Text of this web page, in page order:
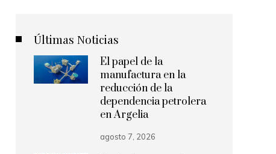
Últimas Noticias
El papel de la
manufactura en la
reducción de la
dependencia petrolera
en Argelia
agosto 7, 2026